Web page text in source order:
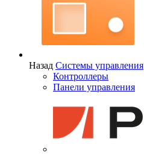
Назад Системы управления
Контроллеры
Панели управления